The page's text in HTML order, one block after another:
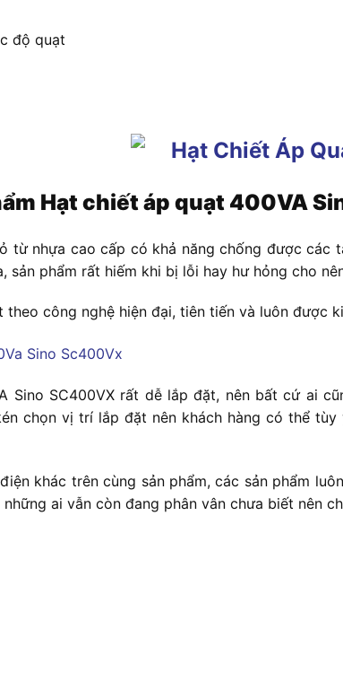
độ quạt
Hạt chiết áp quạt 400VA
từ nhựa cao cấp có khả năng chống được
sản phẩm rất hiếm khi bị lỗi hay hư hỏng cho
theo công nghệ hiện đại, tiên tiến và luôn
Sino SC400VX rất dễ lắp đặt, nên bất cứ ai
chọn vị trí lắp đặt nên khách hàng có thể
khác trên cùng sản phẩm, các sản phẩm
ai vẫn còn đang phân vân chưa biết nên